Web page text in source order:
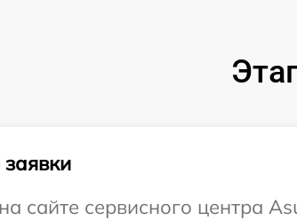
сайте сервисного центра